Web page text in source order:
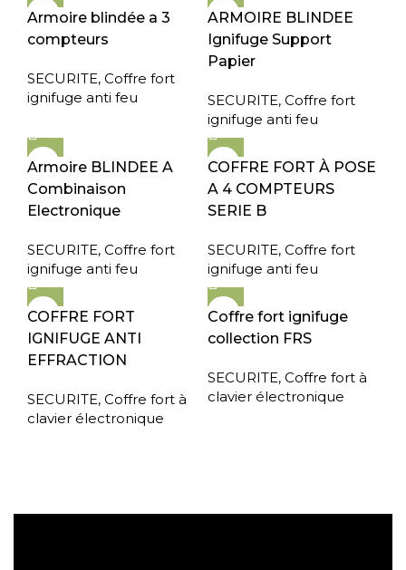
Armoire blindée a 3
compteurs
SECURITE, Coffre fort
ignifuge anti feu
ARMOIRE BLINDEE
Ignifuge Support
Papier
SECURITE, Coffre fort
ignifuge anti feu
Armoire BLINDEE A
Combinaison
Electronique
SECURITE, Coffre fort
ignifuge anti feu
COFFRE FORT À POSE
A 4 COMPTEURS
SERIE B
SECURITE, Coffre fort
ignifuge anti feu
COFFRE FORT
IGNIFUGE ANTI
EFFRACTION
SECURITE, Coffre fort à
clavier électronique
Coffre fort ignifuge
collection FRS
SECURITE, Coffre fort à
clavier électronique